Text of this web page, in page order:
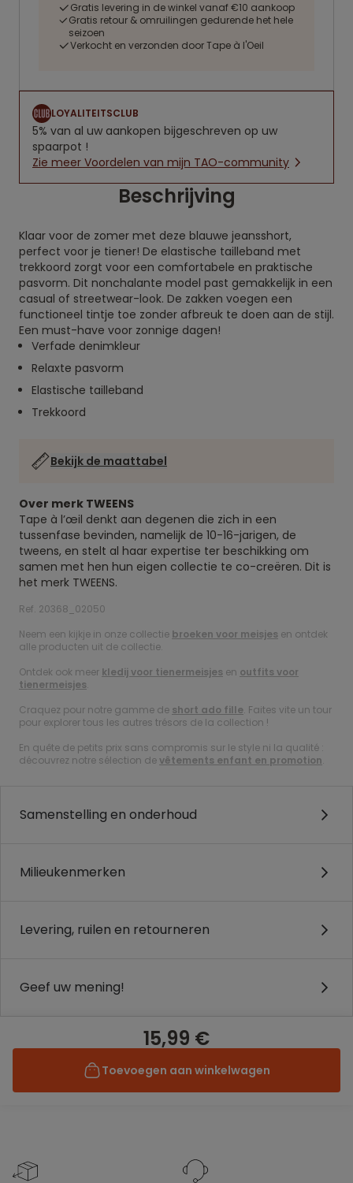
Gratis levering in de winkel vanaf €10 aankoop
Gratis retour & omruilingen gedurende het hele
seizoen
Verkocht en verzonden door Tape à l'Oeil
LOYALITEITSCLUB
5% van al uw aankopen bijgeschreven op uw
spaarpot !
Zie meer Voordelen van mijn TAO-community
Beschrijving
Klaar voor de zomer met deze blauwe jeansshort,
perfect voor je tiener! De elastische tailleband met
trekkoord zorgt voor een comfortabele en praktische
pasvorm. Dit nonchalante model past gemakkelijk in een
casual of streetwear-look. De zakken voegen een
functioneel tintje toe zonder afbreuk te doen aan de stijl.
Een must-have voor zonnige dagen!
Verfade denimkleur
Relaxte pasvorm
Elastische tailleband
Trekkoord
Bekijk de maattabel
Over merk TWEENS
Tape à l’œil denkt aan degenen die zich in een
tussenfase bevinden, namelijk de 10-16-jarigen, de
tweens, en stelt al haar expertise ter beschikking om
samen met hen hun eigen collectie te co-creëren. Dit is
het merk TWEENS.
Ref. 20368_02050
Neem een kijkje in onze collectie broeken voor meisjes en ontdek
alle producten uit de collectie.
Ontdek ook meer kledij voor tienermeisjes en outfits voor
tienermeisjes.
Craquez pour notre gamme de short ado fille. Faites vite un tour
pour explorer tous les autres trésors de la collection !
En quête de petits prix sans compromis sur le style ni la qualité :
découvrez notre sélection devêtements enfant en promotion.
Samenstelling en onderhoud
Milieukenmerken
Levering, ruilen en retourneren
Geef uw mening!
15,99 €
Toevoegen aan winkelwagen